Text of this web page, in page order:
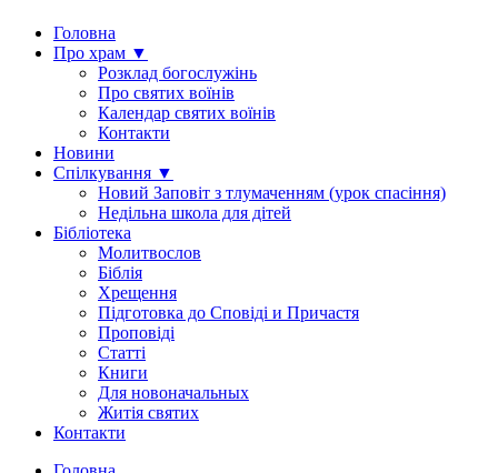
Головна
Про храм ▼
Розклад богослужінь
Про святих воїнів
Календар святих воїнів
Контакти
Новини
Спілкування ▼
Новий Заповіт з тлумаченням (урок спасіння)
Недільна школа для дітей
Бібліотека
Молитвослов
Біблія
Хрещення
Підготовка до Сповіді и Причастя
Проповіді
Статті
Книги
Для новоначальных
Житія святих
Контакти